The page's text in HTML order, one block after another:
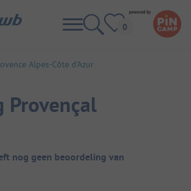
Alpes-Côte d'Azur
Provençal
nog geen beoordeling van